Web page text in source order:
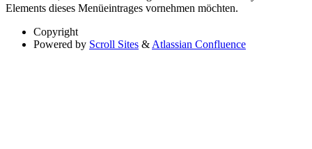
Elements dieses Menüeintrages vornehmen möchten.
Copyright
Powered by Scroll Sites & Atlassian Confluence